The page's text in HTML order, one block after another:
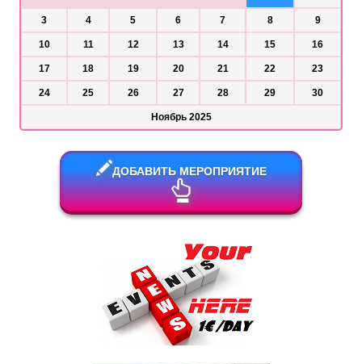
3 4 5 6 7 8 9
10 11 12 13 14 15 16
17 18 19 20 21 22 23
24 25 26 27 28 29 30
Ноябрь 2025
ДОБАВИТЬ МЕРОПРИЯТИЕ